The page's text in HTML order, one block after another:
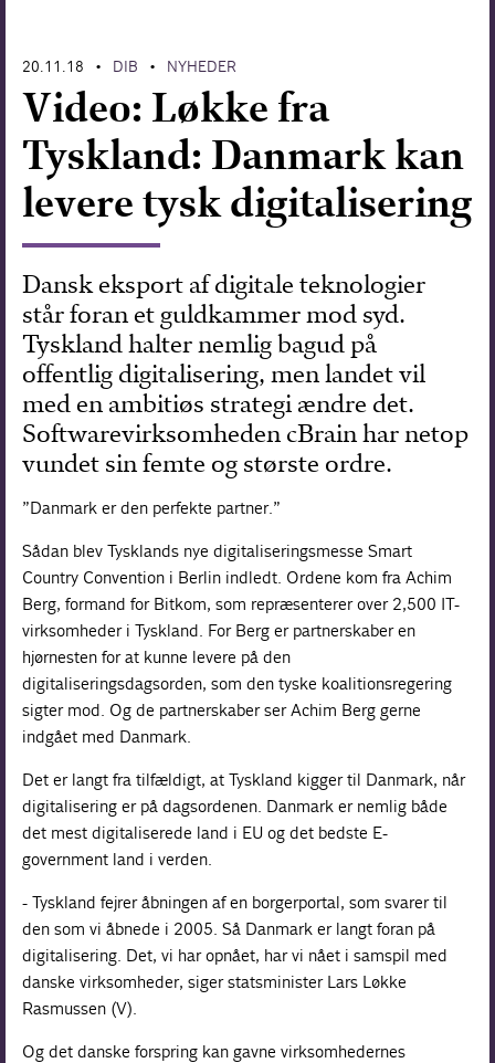
20.11.18 • DIB • NYHEDER
Video: Løkke fra
Tyskland: Danmark kan
levere tysk digitalisering
Dansk eksport af digitale teknologier
står foran et guldkammer mod syd.
Tyskland halter nemlig bagud på
offentlig digitalisering, men landet vil
med en ambitiøs strategi ændre det.
Softwarevirksomheden cBrain har netop
vundet sin femte og største ordre.
”Danmark er den perfekte partner.”
Sådan blev Tysklands nye digitaliseringsmesse Smart
Country Convention i Berlin indledt. Ordene kom fra Achim
Berg, formand for Bitkom, som repræsenterer over 2,500 IT-
virksomheder i Tyskland. For Berg er partnerskaber en
hjørnesten for at kunne levere på den
digitaliseringsdagsorden, som den tyske koalitionsregering
sigter mod. Og de partnerskaber ser Achim Berg gerne
indgået med Danmark.
Det er langt fra tilfældigt, at Tyskland kigger til Danmark, når
digitalisering er på dagsordenen. Danmark er nemlig både
det mest digitaliserede land i EU og det bedste E-
government land i verden.
- Tyskland fejrer åbningen af en borgerportal, som svarer til
den som vi åbnede i 2005. Så Danmark er langt foran på
digitalisering. Det, vi har opnået, har vi nået i samspil med
danske virksomheder, siger statsminister Lars Løkke
Rasmussen (V).
Og det danske forspring kan gavne virksomhedernes